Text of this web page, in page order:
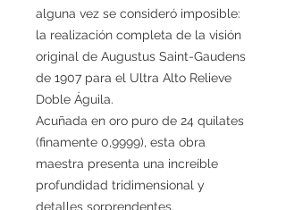
alguna vez se consideró imposible:
la realización completa de la visión
original de Augustus Saint-Gaudens
de 1907 para el Ultra Alto Relieve
Doble Águila.
Acuñada en oro puro de 24 quilates
(finamente 0,9999), esta obra
maestra presenta una increíble
profundidad tridimensional y
detalles sorprendentes.